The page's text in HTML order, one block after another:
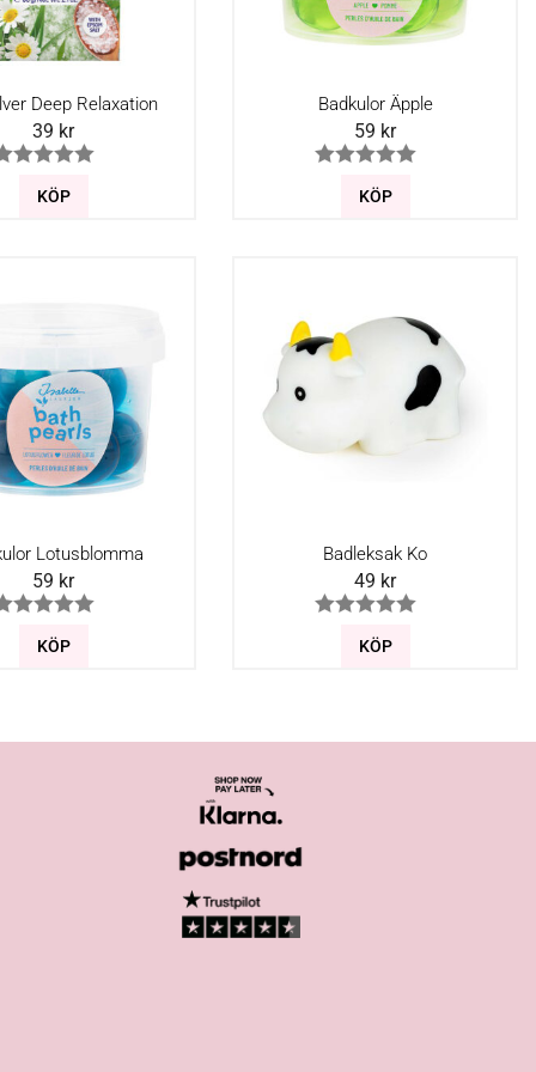
Deep Relaxation
39 kr
KÖP
Badkulor Äpple
59 kr
KÖP
Lotusblomma
59 kr
KÖP
Badleksak Ko
49 kr
KÖP